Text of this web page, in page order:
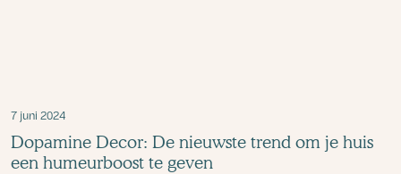
7 juni 2024
Dopamine Decor: De nieuwste trend om je huis
een humeurboost te geven